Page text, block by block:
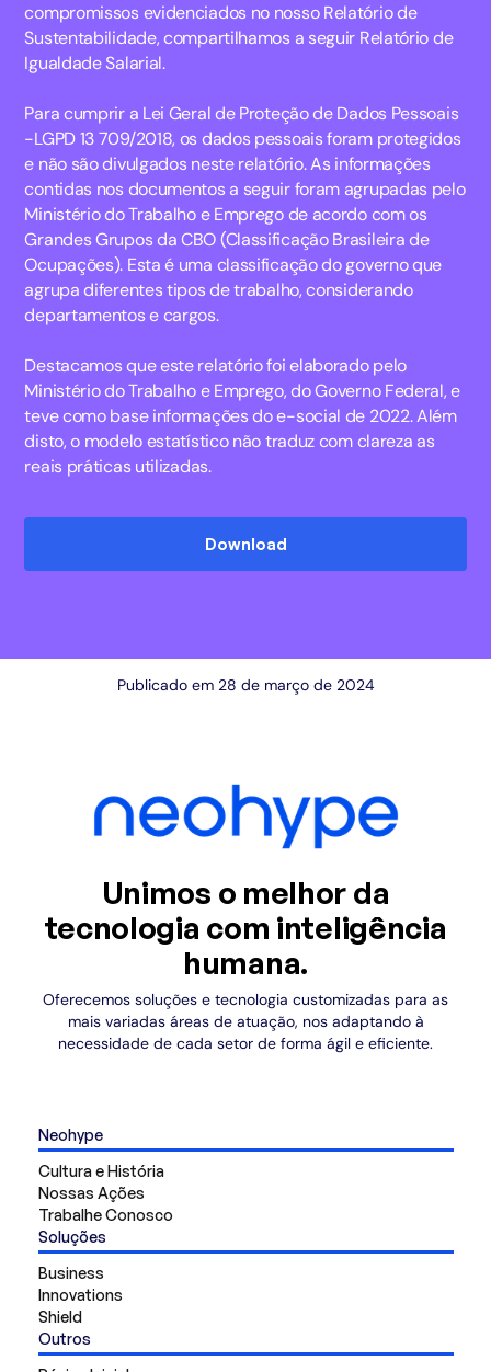
compromissos evidenciados no nosso Relatório de
Sustentabilidade, compartilhamos a seguir Relatório de
Igualdade Salarial.
Para cumprir a Lei Geral de Proteção de Dados Pessoais
-LGPD 13 709/2018, os dados pessoais foram protegidos
e não são divulgados neste relatório. As informações
contidas nos documentos a seguir foram agrupadas pelo
Ministério do Trabalho e Emprego de acordo com os
Grandes Grupos da CBO (Classificação Brasileira de
Ocupações). Esta é uma classificação do governo que
agrupa diferentes tipos de trabalho, considerando
departamentos e cargos.
Destacamos que este relatório foi elaborado pelo
Ministério do Trabalho e Emprego, do Governo Federal, e
teve como base informações do e-social de 2022. Além
disto, o modelo estatístico não traduz com clareza as
reais práticas utilizadas.
Download
Publicado em 28 de março de 2024
Unimos o melhor da
tecnologia com inteligência
humana.
Oferecemos soluções e tecnologia customizadas para as
mais variadas áreas de atuação, nos adaptando à
necessidade de cada setor de forma ágil e eficiente.
Neohype
Cultura e História
Nossas Ações
Trabalhe Conosco
Soluções
Business
Innovations
Shield
Outros